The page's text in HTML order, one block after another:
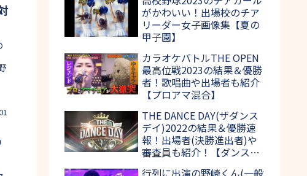
がかわいい！出場校のチア
リーダー女子画像集【夏の
甲子園】
カラオケバトルTHE OPEN
最高位戦2023の結果＆優勝
者！歌唱曲や出場者も紹介
【プロアマ混合】
THE DANCE DAY(ザダンス
デイ)2022の結果＆優勝速
報！出場者(決勝進出者)や
審査員も紹介！【ダンス日
行列に出演の野崎くん(一般